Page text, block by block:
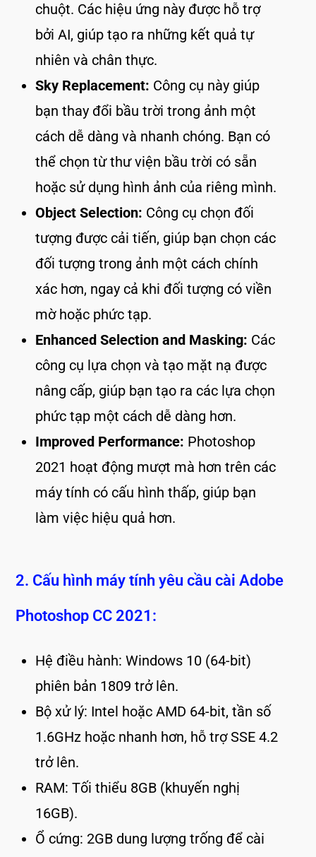
chuột. Các hiệu ứng này được hỗ trợ
bởi AI, giúp tạo ra những kết quả tự
nhiên và chân thực.
Sky Replacement: Công cụ này giúp
bạn thay đổi bầu trời trong ảnh một
cách dễ dàng và nhanh chóng. Bạn có
thể chọn từ thư viện bầu trời có sẵn
hoặc sử dụng hình ảnh của riêng mình.
Object Selection: Công cụ chọn đối
tượng được cải tiến, giúp bạn chọn các
đối tượng trong ảnh một cách chính
xác hơn, ngay cả khi đối tượng có viền
mờ hoặc phức tạp.
Enhanced Selection and Masking: Các
công cụ lựa chọn và tạo mặt nạ được
nâng cấp, giúp bạn tạo ra các lựa chọn
phức tạp một cách dễ dàng hơn.
Improved Performance: Photoshop
2021 hoạt động mượt mà hơn trên các
máy tính có cấu hình thấp, giúp bạn
làm việc hiệu quả hơn.
2. Cấu hình máy tính yêu cầu cài Adobe
Photoshop CC 2021:
Hệ điều hành: Windows 10 (64-bit)
phiên bản 1809 trở lên.
Bộ xử lý: Intel hoặc AMD 64-bit, tần số
1.6GHz hoặc nhanh hơn, hỗ trợ SSE 4.2
trở lên.
RAM: Tối thiểu 8GB (khuyến nghị
16GB).
Ổ cứng: 2GB dung lượng trống để cài